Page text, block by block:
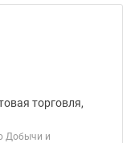
торговля,
Добычи и